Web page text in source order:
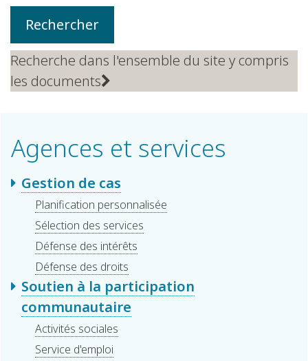
Rechercher
Recherche dans l'ensemble du site y compris
les documents
Agences et services
Gestion de cas
Planification personnalisée
Sélection des services
Défense des intérêts
Défense des droits
Soutien à la participation
communautaire
Activités sociales
Service d'emploi